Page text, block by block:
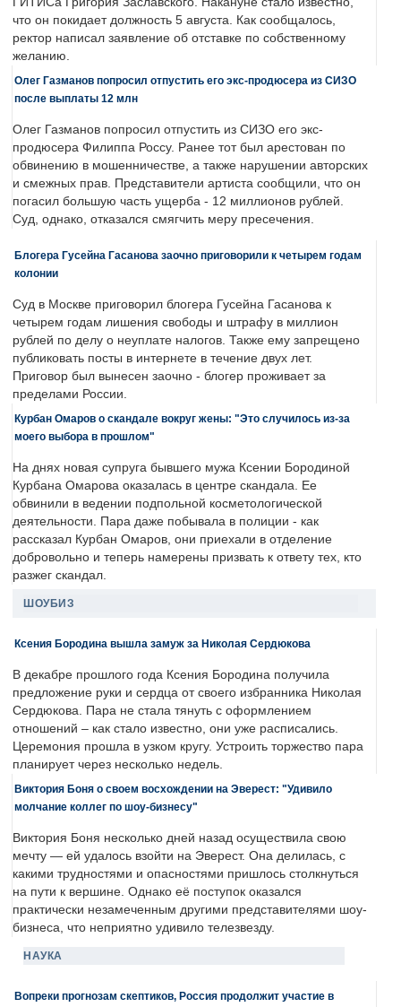
что он покидает должность 5 августа. Как сообщалось,
ректор написал заявление об отставке по собственному
желанию.
Олег Газманов попросил отпустить его экс-продюсера из СИЗО
после выплаты 12 млн
Олег Газманов попросил отпустить из СИЗО его экс-
продюсера Филиппа Россу. Ранее тот был арестован по
обвинению в мошенничестве, а также нарушении авторских
и смежных прав. Представители артиста сообщили, что он
погасил большую часть ущерба - 12 миллионов рублей.
Суд, однако, отказался смягчить меру пресечения.
Блогера Гусейна Гасанова заочно приговорили к четырем годам
колонии
Суд в Москве приговорил блогера Гусейна Гасанова к
четырем годам лишения свободы и штрафу в миллион
рублей по делу о неуплате налогов. Также ему запрещено
публиковать посты в интернете в течение двух лет.
Приговор был вынесен заочно - блогер проживает за
пределами России.
Курбан Омаров о скандале вокруг жены: "Это случилось из-за
моего выбора в прошлом"
На днях новая супруга бывшего мужа Ксении Бородиной
Курбана Омарова оказалась в центре скандала. Ее
обвинили в ведении подпольной косметологической
деятельности. Пара даже побывала в полиции - как
рассказал Курбан Омаров, они приехали в отделение
добровольно и теперь намерены призвать к ответу тех, кто
разжег скандал.
ШОУБИЗ
Ксения Бородина вышла замуж за Николая Сердюкова
В декабре прошлого года Ксения Бородина получила
предложение руки и сердца от своего избранника Николая
Сердюкова. Пара не стала тянуть с оформлением
отношений – как стало известно, они уже расписались.
Церемония прошла в узком кругу. Устроить торжество пара
планирует через несколько недель.
Виктория Боня о своем восхождении на Эверест: "Удивило
молчание коллег по шоу-бизнесу"
Виктория Боня несколько дней назад осуществила свою
мечту — ей удалось взойти на Эверест. Она делилась, с
какими трудностями и опасностями пришлось столкнуться
на пути к вершине. Однако её поступок оказался
практически незамеченным другими представителями шоу-
бизнеса, что неприятно удивило телезвезду.
НАУКА
Вопреки прогнозам скептиков, Россия продолжит участие в